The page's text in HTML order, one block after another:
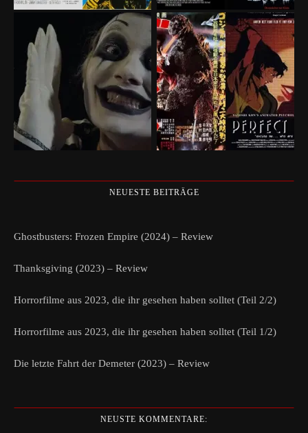
NEUESTE BEITRÄGE
Ghostbusters: Frozen Empire (2024) – Review
Thanksgiving (2023) – Review
Horrorfilme aus 2023, die ihr gesehen haben solltet (Teil 2/2)
Horrorfilme aus 2023, die ihr gesehen haben solltet (Teil 1/2)
Die letzte Fahrt der Demeter (2023) – Review
NEUSTE KOMMENTARE: